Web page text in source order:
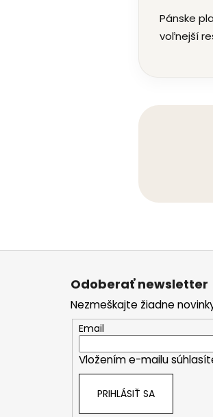
Pánske
voľnejší
Z
Odoberať newsletter
Nezmeškajte žiadne
Email
Vložením e-mailu
PRIHLÁSIŤ SA